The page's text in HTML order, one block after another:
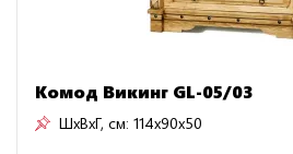
Комод Викинг GL-05/03
ШxВxГ, см: 114x90x50